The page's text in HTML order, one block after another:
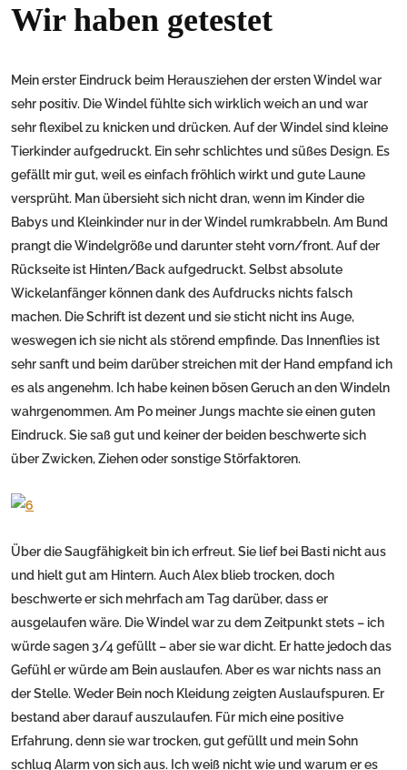
Wir haben getestet
Mein erster Eindruck beim Herausziehen der ersten Windel war
sehr positiv. Die Windel fühlte sich wirklich weich an und war
sehr flexibel zu knicken und drücken. Auf der Windel sind kleine
Tierkinder aufgedruckt. Ein sehr schlichtes und süßes Design. Es
gefällt mir gut, weil es einfach fröhlich wirkt und gute Laune
versprüht. Man übersieht sich nicht dran, wenn im Kinder die
Babys und Kleinkinder nur in der Windel rumkrabbeln. Am Bund
prangt die Windelgröße und darunter steht vorn/front. Auf der
Rückseite ist Hinten/Back aufgedruckt. Selbst absolute
Wickelanfänger können dank des Aufdrucks nichts falsch
machen. Die Schrift ist dezent und sie sticht nicht ins Auge,
weswegen ich sie nicht als störend empfinde. Das Innenflies ist
sehr sanft und beim darüber streichen mit der Hand empfand ich
es als angenehm. Ich habe keinen bösen Geruch an den Windeln
wahrgenommen. Am Po meiner Jungs machte sie einen guten
Eindruck. Sie saß gut und keiner der beiden beschwerte sich
über Zwicken, Ziehen oder sonstige Störfaktoren.
Über die Saugfähigkeit bin ich erfreut. Sie lief bei Basti nicht aus
und hielt gut am Hintern. Auch Alex blieb trocken, doch
beschwerte er sich mehrfach am Tag darüber, dass er
ausgelaufen wäre. Die Windel war zu dem Zeitpunkt stets – ich
würde sagen 3/4 gefüllt – aber sie war dicht. Er hatte jedoch das
Gefühl er würde am Bein auslaufen. Aber es war nichts nass an
der Stelle. Weder Bein noch Kleidung zeigten Auslaufspuren. Er
bestand aber darauf auszulaufen. Für mich eine positive
Erfahrung, denn sie war trocken, gut gefüllt und mein Sohn
schlug Alarm von sich aus. Ich weiß nicht wie und warum er es